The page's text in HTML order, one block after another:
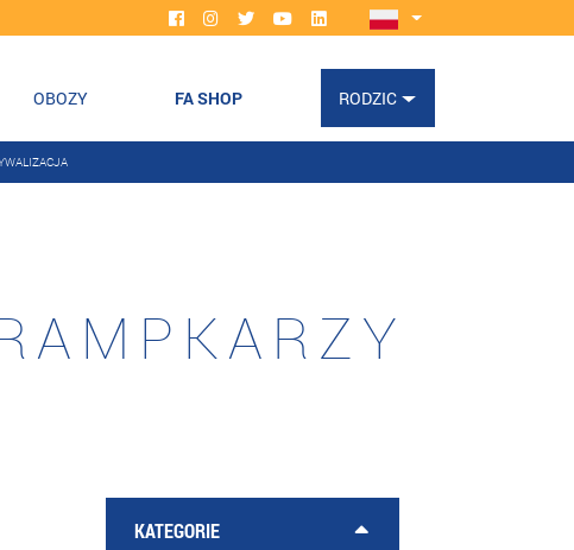
OBOZY FA SHOP RODZIC
KATEGORIE